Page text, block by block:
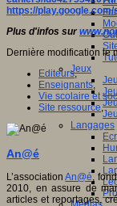
Jeux
Langages
https://
Plus d'infos sur
Dernière modification le
Editeurs,
Enseignants,
Vie scolaire et
Site ressource,
An@é
L’associationAn@é,
2010, en assure de
articles et reportages,